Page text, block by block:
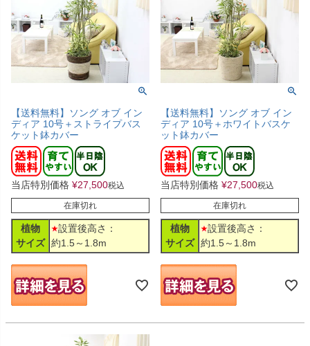
【送料無料】ソング オブ イン
ディア 10号＋ストライプバス
ケット鉢カバー
当店特別価格 ¥27,500税込
在庫切れ
植物
サイズ
設置後高さ：
約1.5～1.8m
【送料無料】ソング オブ イン
ディア 10号＋ホワイトバスケ
ット鉢カバー
当店特別価格 ¥27,500税込
在庫切れ
植物
サイズ
設置後高さ：
約1.5～1.8m